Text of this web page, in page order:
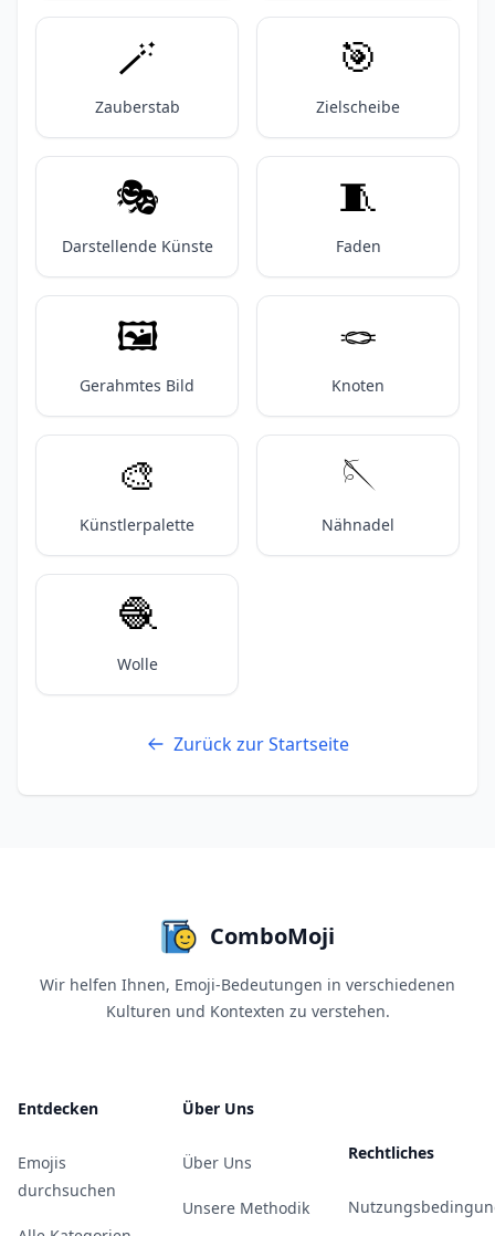
🪄
Zauberstab
🎯
Zielscheibe
🎭️
Darstellende Künste
🧵
Faden
🖼️
Gerahmtes Bild
🪢
Knoten
🎨
Künstlerpalette
🪡
Nähnadel
🧶
Wolle
Zurück zur Startseite
ComboMoji
Wir helfen Ihnen, Emoji-Bedeutungen in verschiedenen
Kulturen und Kontexten zu verstehen.
Entdecken
Emojis
durchsuchen
Über Uns
Über Uns
Unsere Methodik
Rechtliches